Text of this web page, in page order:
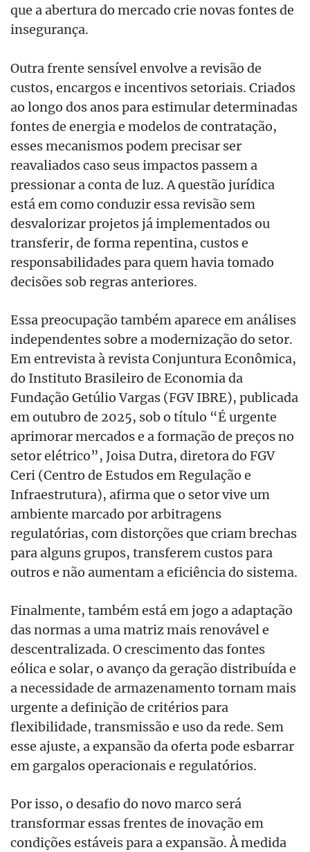
que a abertura do mercado crie novas fontes de
insegurança.
Outra frente sensível envolve a revisão de
custos, encargos e incentivos setoriais. Criados
ao longo dos anos para estimular determinadas
fontes de energia e modelos de contratação,
esses mecanismos podem precisar ser
reavaliados caso seus impactos passem a
pressionar a conta de luz. A questão jurídica
está em como conduzir essa revisão sem
desvalorizar projetos já implementados ou
transferir, de forma repentina, custos e
responsabilidades para quem havia tomado
decisões sob regras anteriores.
Essa preocupação também aparece em análises
independentes sobre a modernização do setor.
Em entrevista à revista Conjuntura Econômica,
do Instituto Brasileiro de Economia da
Fundação Getúlio Vargas (FGV IBRE), publicada
em outubro de 2025, sob o título “É urgente
aprimorar mercados e a formação de preços no
setor elétrico”, Joisa Dutra, diretora do FGV
Ceri (Centro de Estudos em Regulação e
Infraestrutura), afirma que o setor vive um
ambiente marcado por arbitragens
regulatórias, com distorções que criam brechas
para alguns grupos, transferem custos para
outros e não aumentam a eficiência do sistema.
Finalmente, também está em jogo a adaptação
das normas a uma matriz mais renovável e
descentralizada. O crescimento das fontes
eólica e solar, o avanço da geração distribuída e
a necessidade de armazenamento tornam mais
urgente a definição de critérios para
flexibilidade, transmissão e uso da rede. Sem
esse ajuste, a expansão da oferta pode esbarrar
em gargalos operacionais e regulatórios.
Por isso, o desafio do novo marco será
transformar essas frentes de inovação em
condições estáveis para a expansão. À medida